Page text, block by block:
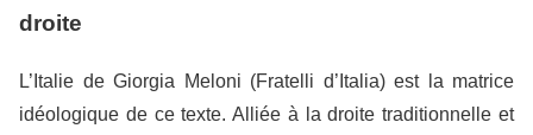
droite
L’Italie de Giorgia Meloni (Fratelli d’Italia) est la matrice
idéologique de ce texte. Alliée à la droite traditionnelle et